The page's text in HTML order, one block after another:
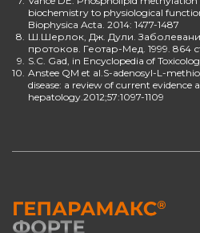
biochemistry to physiological
Biophysica Acta. 2014: 1477-1487
8. Ш.Шерлок, Дж. Дули.
протоков. Геотар-Мед. 1999. 864
9. S.C. Gad, in Encyclopedia of
10. Anstee QM et al.S-adenosyl-L-
disease: a review of current evidence
hepatology.2012;57:1097-1109